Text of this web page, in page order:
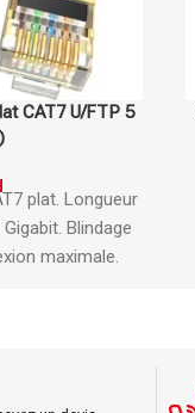
1.5M – Version
DisplayPort
m